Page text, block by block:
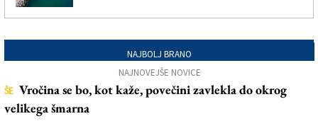
NAJBOLJ BRANO
NAJNOVEJŠE NOVICE
ŠE Vročina se bo, kot kaže, povečini zavlekla do okrog
velikega šmarna